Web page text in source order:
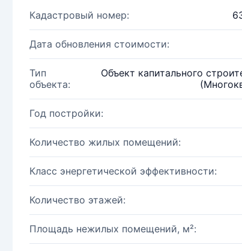
Кадастровый номер:
Дата обновления стоимости:
Тип
объекта:
Объект капитального
Год постройки:
Количество жилых помещений:
Класс энергетической эффективности:
Количество этажей:
Площадь нежилых помещений, м²: